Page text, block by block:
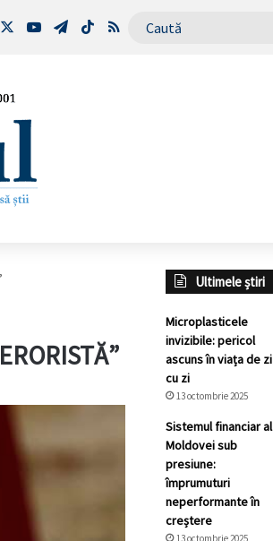
YouTubeTelegram
TikTokRSS
Ultimele știri
Microplasticele
invizibile: pericol
ascuns în viața de zi
cu zi
13 octombrie 2025
Sistemul financiar al
Moldovei sub
presiune:
împrumuturi
neperformante în
creștere
13 octombrie 2025